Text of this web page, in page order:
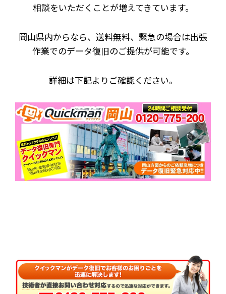
相談をいただくことが増えてきています。
岡山県内からなら、送料無料、緊急の場合は出張
作業でのデータ復旧のご提供が可能です。
詳細は下記よりご確認ください。